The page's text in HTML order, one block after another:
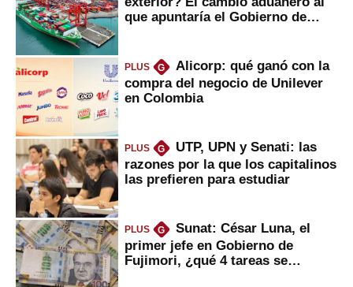
que apuntaría el Gobierno de
PLUS G
Alicorp: qué ganó con la
compra del negocio de Unilever
en Colombia
PLUS G
UTP, UPN y Senati: las
razones por la que los capitalinos
las prefieren para estudiar
PLUS G
Sunat: César Luna, el
primer jefe en Gobierno de
Fujimori, ¿qué 4 tareas se